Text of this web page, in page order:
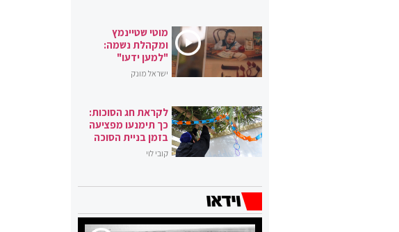
מוטי שטיינמץ
ומקהלת נשמה:
"למען ידעו"
ישראל מונק
לקראת חג הסוכות:
כך תימנעו מפציעה
בזמן בניית הסוכה
קובי לוי